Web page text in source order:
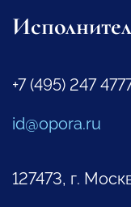
+7 (495) 247
id@opora.ru
127473, г.